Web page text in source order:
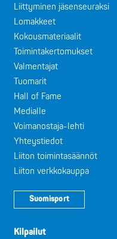
Liittyminen jäsenseuraksi
Lomakkeet
Kokousmateriaalit
Toimintakertomukset
Valmentajat
Tuomarit
Hall of Fame
Medialle
Voimanostaja-lehti
Yhteystiedot
Liiton toimintasäännöt
Liiton verkkokauppa
Suomisport
Kilpailut